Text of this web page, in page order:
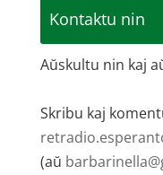
Kontaktu nin
Aŭskultu nin kaj
Skribu kaj
(aŭ